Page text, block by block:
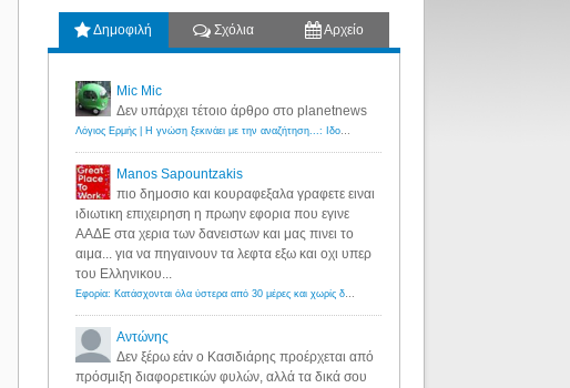
Δημοφιλή Σχόλια Αρχείο
Mic Mic
Δεν υπάρχει τέτοιο άρθρο στο planetnews
Λόγιος Ερμής | Η γνώση ξεκινάει με την αναζήτηση...: Ιδού οι 18 που χρωστούν 11 δις ευρώ!
Manos Sapountzakis
πιο δημοσιο και κουραφεξαλα γραφετε ειναι
ιδιωτικη επιχειρηση η πρωην εφορια που εγινε
ΑΑΔΕ στα χερια των δανειστων και μας πινει το
αιμα... για να πηγαινουν τα λεφτα εξω και οχι υπερ
του Ελληνικου...
Εφορία: Κατάσχονται όλα ύστερα από 30 μέρες και χωρίς δικαστικές αποφάσεις - Λόγιος Ερμής
Αντώνης
Δεν ξέρω εάν ο Κασιδιάρης προέρχεται από
πρόσμιξη διαφορετικών φυλών, αλλά τα δικά σου